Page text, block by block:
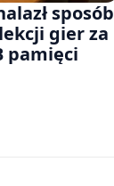
sposób
gier za
pamięci